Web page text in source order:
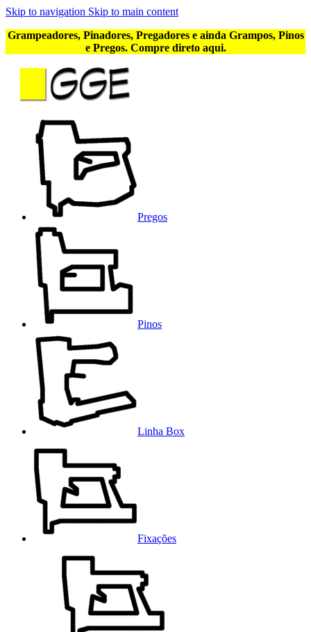
Skip to navigation Skip to main content
Grampeadores, Pinadores, Pregadores e ainda Grampos, Pinos
e Pregos. Compre direto aqui.
Pregos
Pinos
Linha Box
Fixações